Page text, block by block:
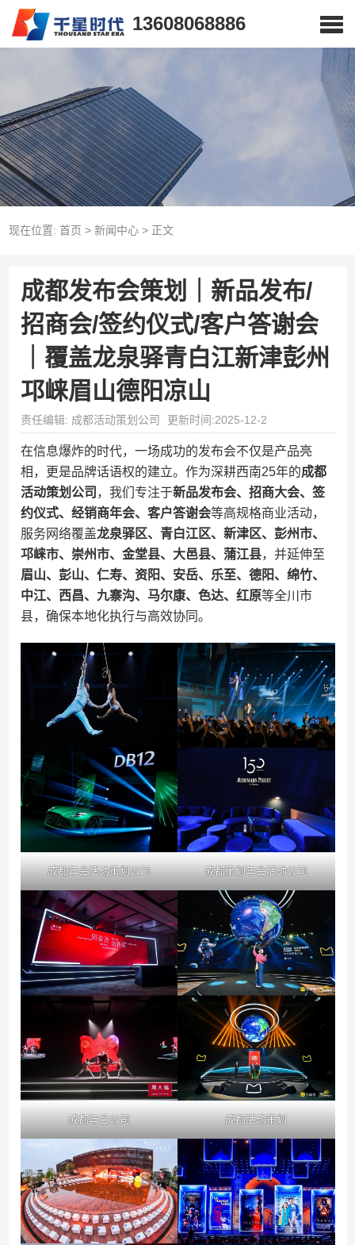
13608068886
现在位置: 首页 > 新闻中心> 正文
成都发布会策划｜新品发布/
招商会/签约仪式/客户答谢会
｜覆盖龙泉驿青白江新津彭州
邛崃眉山德阳凉山
责任编辑: 成都活动策划公司 更新时间:2025-12-2
在信息爆炸的时代，一场成功的发布会不仅是产品亮
相，更是品牌话语权的建立。作为深耕西南25年的成都
活动策划公司 ，我们专注于新品发布会、招商大会、签
约仪式、经销商年会、客户答谢会等高规格商业活动，
服务网络覆盖龙泉驿区、青白江区、新津区、彭州市、
邛崃市、崇州市、金堂县、大邑县、蒲江县，并延伸至
眉山、彭山、仁寿、资阳、安岳、乐至、德阳、绵竹、
中江、西昌、九寨沟、马尔康、色达、红原等全川市
县，确保本地化执行与高效协同。
成都年会活动策划公司 成都策划年会活动公司
成都年会公司 成都活动策划